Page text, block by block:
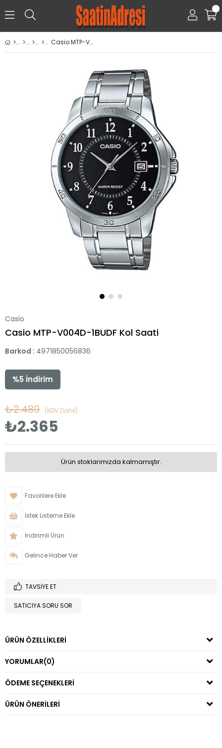
0
Casio MTP-V004D-1BUDF Kol Saati
Casio
Casio MTP-V004D-1BUDF Kol Saati
Barkod : 4971850056836
%5 İndirim
₺2.489 (KDV Dahil)
₺2.365
Ürün stoklarımızda kalmamıştır.
Favorilere Ekle
İstek Listeme Ekle
İndirimli Ürün
Gelince Haber Ver
TAVSIYE ET
SATICIYA SORU SOR
ÜRÜN ÖZELLIKLERI
YORUMLAR(0)
ÖDEME SEÇENEKLERI
ÜRÜN ÖNERILERI